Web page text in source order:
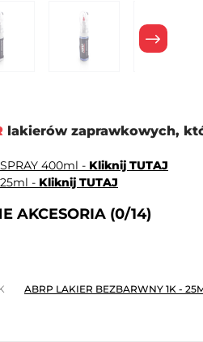
lakierów zaprawkowych,
400ml - Kliknij TUTAJ
- Kliknij TUTAJ
AKCESORIA (0/14)
ABRP LAKIER BEZBARWNY 1K -